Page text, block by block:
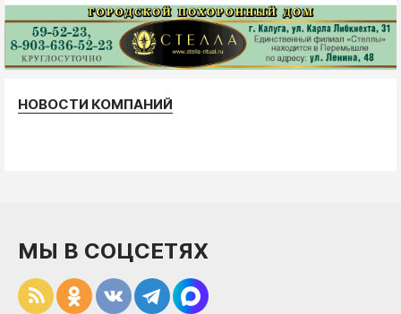
НОВОСТИ КОМПАНИЙ
МЫ В СОЦСЕТЯХ